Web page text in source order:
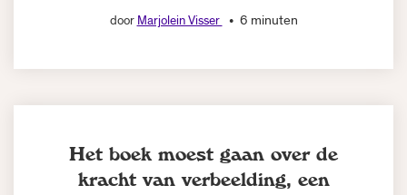
door Marjolein Visser 6 minuten
Het boek moest gaan over de
kracht van verbeelding, een